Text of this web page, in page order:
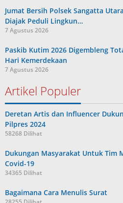
Jumat Bersih Polsek Sangatta
Diajak Peduli Lingkun…
7 Agustus 2026
Paskib Kutim 2026 Digembleng
Hari Kemerdekaan
7 Agustus 2026
Artikel Populer
Deretan Artis dan Influencer
Pilpres 2024
58268 Dilihat
Dukungan Masyarakat Untuk Tim
Covid-19
34365 Dilihat
Bagaimana Cara Menulis Surat